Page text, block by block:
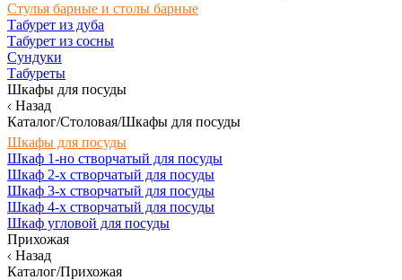
Стулья барные и столы барные
Табурет из дуба
Табурет из сосны
Сундуки
Табуреты
Шкафы для посуды
Назад
Каталог/Столовая/Шкафы для посуды
Шкафы для посуды
Шкаф 1-но створчатый для посуды
Шкаф 2-х створчатый для посуды
Шкаф 3-х створчатый для посуды
Шкаф 4-х створчатый для посуды
Шкаф угловой для посуды
Прихожая
Назад
Каталог/Прихожая